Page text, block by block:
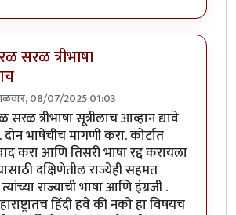
सरळ त्रीभाषा
08/07/2025 01:03
toलहान मुलांवर एवढे भाषांचे ओझेby
त्रीभाषा सूत्रीलाच आव्हान द्यावे
दोन भाषेंचीच मागणी करा. कोर्टात
करा आणि तिसरी भाषा रद्द करायला
दक्षिणेतील राज्येही सहमत
राज्याची भाषा आणि इंग्रजी .
हिंदी हवे की नको हा विषयच